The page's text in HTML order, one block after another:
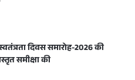
दिवस समारोह-2026 की
समीक्षा की